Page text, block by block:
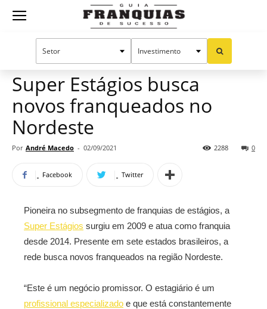
Guia
Mercado de franquias
Super Estágios busca
novos franqueados no
Nordeste
Por André Macedo - 02/09/2021 0
2288
Facebook Twitter
Pioneira no subsegmento de franquias de estágios, a
Super Estágios surgiu em 2009 e atua como franquia
desde 2014. Presente em sete estados brasileiros, a
rede busca novos franqueados na região Nordeste.
“Este é um negócio promissor. O estagiário é um
profissional especializado e que está constantemente